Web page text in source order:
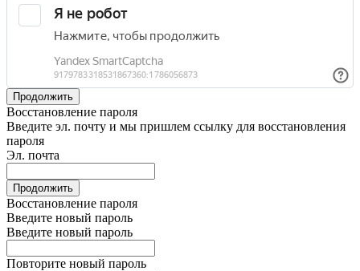
Продолжить
Восстановление пароля
Введите эл. почту и мы пришлем ссылку для восстановления
пароля
Эл. почта
Продолжить
Восстановление пароля
Введите новый пароль
Введите новый пароль
Повторите новый пароль